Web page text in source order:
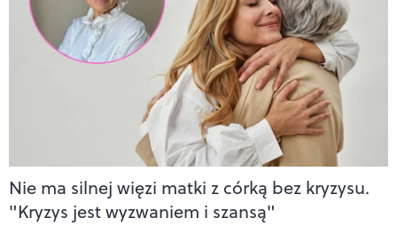
Nie ma silnej więzi matki z córką bez kryzysu.
"Kryzys jest wyzwaniem i szansą"